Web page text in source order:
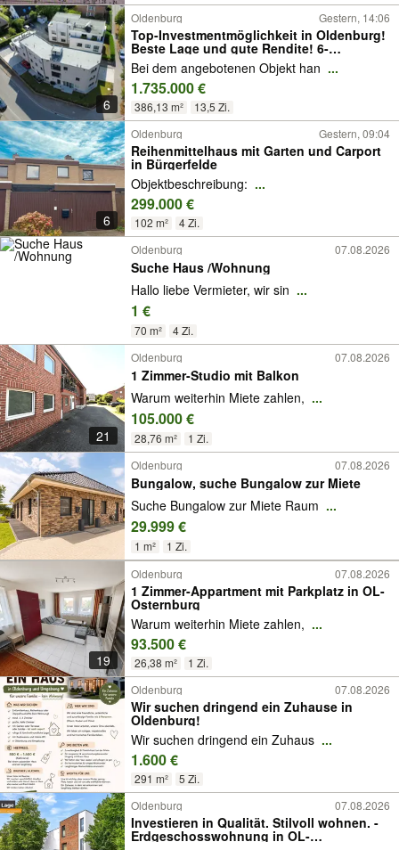
6
Oldenburg Gestern, 14:06
Top-Investmentmöglichkeit in Oldenburg!
Beste Lage und gute Rendite! 6-
Familienhaus!
Bei dem angebotenen Objekt han ...
1.735.000 €
386,13 m² 13,5 Zi.
6
Oldenburg Gestern, 09:04
Reihenmittelhaus mit Garten und Carport
in Bürgerfelde
Objektbeschreibung: ...
299.000 €
102 m²
4 Zi.
Oldenburg
07.08.2026
Suche Haus /Wohnung
Hallo liebe Vermieter, wir sin ...
1 €
70 m² 4 Zi.
21
Oldenburg 07.08.2026
1 Zimmer-Studio mit Balkon
Warum weiterhin Miete zahlen, ...
105.000 €
28,76 m²
1 Zi.
Oldenburg
07.08.2026
Bungalow, suche Bungalow zur Miete
Suche Bungalow zur Miete Raum ...
29.999 €
1 m² 1 Zi.
19
Oldenburg 07.08.2026
1 Zimmer-Appartment mit Parkplatz in OL-
Osternburg
Warum weiterhin Miete zahlen, ...
93.500 €
26,38 m²
1 Zi.
Oldenburg
07.08.2026
Wir suchen dringend ein Zuhause in
Oldenburg!
Wir suchen dringend ein Zuhaus ...
1.600 €
291 m²
5 Zi.
Oldenburg
07.08.2026
Investieren in Qualität. Stilvoll wohnen. -
Erdgeschosswohnung in OL-